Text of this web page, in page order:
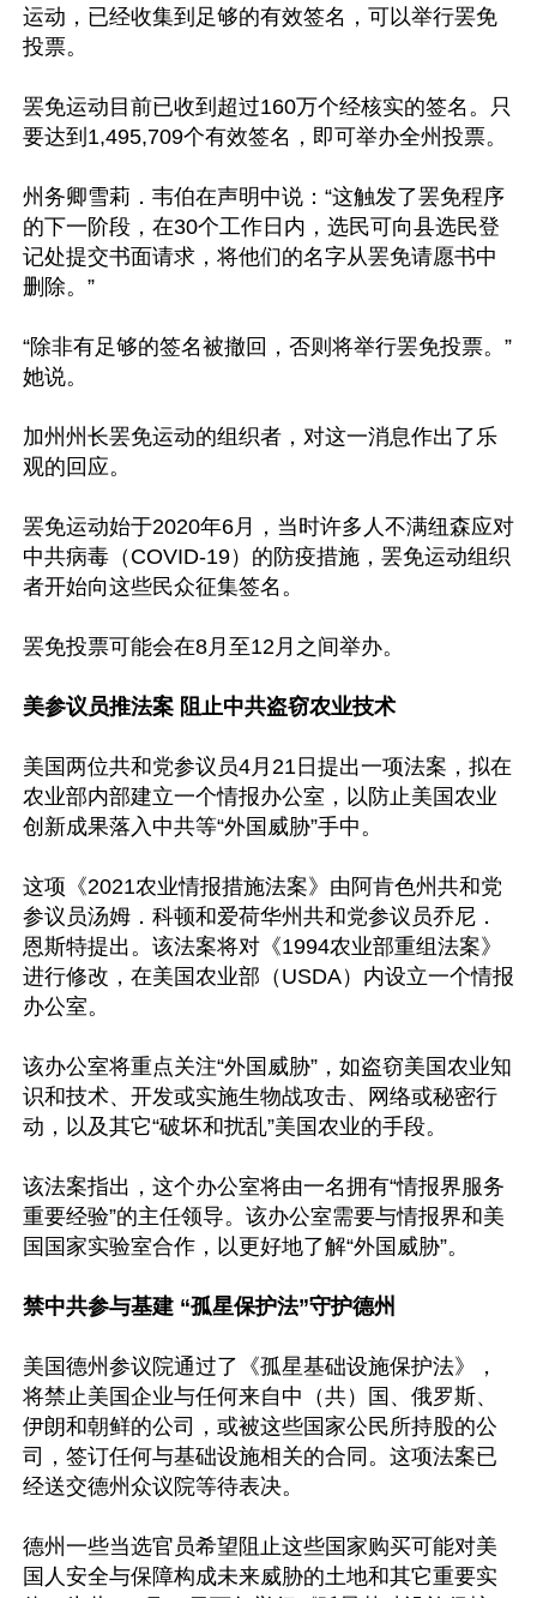
运动，已经收集到足够的有效签名，可以举行罢免
投票。
罢免运动目前已收到超过160万个经核实的签名。只
要达到1,495,709个有效签名，即可举办全州投票。
州务卿雪莉．韦伯在声明中说：“这触发了罢免程序
的下一阶段，在30个工作日内，选民可向县选民登
记处提交书面请求，将他们的名字从罢免请愿书中
删除。”
“除非有足够的签名被撤回，否则将举行罢免投票。”
她说。
加州州长罢免运动的组织者，对这一消息作出了乐
观的回应。
罢免运动始于2020年6月，当时许多人不满纽森应对
中共病毒（COVID-19）的防疫措施，罢免运动组织
者开始向这些民众征集签名。
罢免投票可能会在8月至12月之间举办。
美参议员推法案 阻止中共盗窃农业技术
美国两位共和党参议员4月21日提出一项法案，拟在
农业部内部建立一个情报办公室，以防止美国农业
创新成果落入中共等“外国威胁”手中。
这项《2021农业情报措施法案》由阿肯色州共和党
参议员汤姆．科顿和爱荷华州共和党参议员乔尼．
恩斯特提出。该法案将对《1994农业部重组法案》
进行修改，在美国农业部（USDA）内设立一个情报
办公室。
该办公室将重点关注“外国威胁”，如盗窃美国农业知
识和技术、开发或实施生物战攻击、网络或秘密行
动，以及其它“破坏和扰乱”美国农业的手段。
该法案指出，这个办公室将由一名拥有“情报界服务
重要经验”的主任领导。该办公室需要与情报界和美
国国家实验室合作，以更好地了解“外国威胁”。
禁中共参与基建 “孤星保护法”守护德州
美国德州参议院通过了《孤星基础设施保护法》，
将禁止美国企业与任何来自中（共）国、俄罗斯、
伊朗和朝鲜的公司，或被这些国家公民所持股的公
司，签订任何与基础设施相关的合同。这项法案已
经送交德州众议院等待表决。
德州一些当选官员希望阻止这些国家购买可能对美
国人安全与保障构成未来威胁的土地和其它重要实